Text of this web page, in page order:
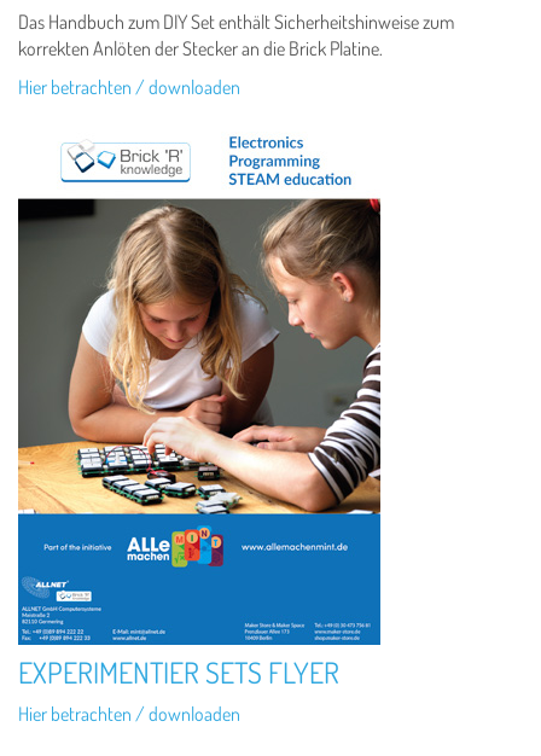
Das Handbuch zum DIY Set enthält Sicherheitshinweise zum
korrekten Anlöten der Stecker an die Brick Platine.
Hier betrachten / downloaden
EXPERIMENTIER SETS FLYER
Hier betrachten / downloaden